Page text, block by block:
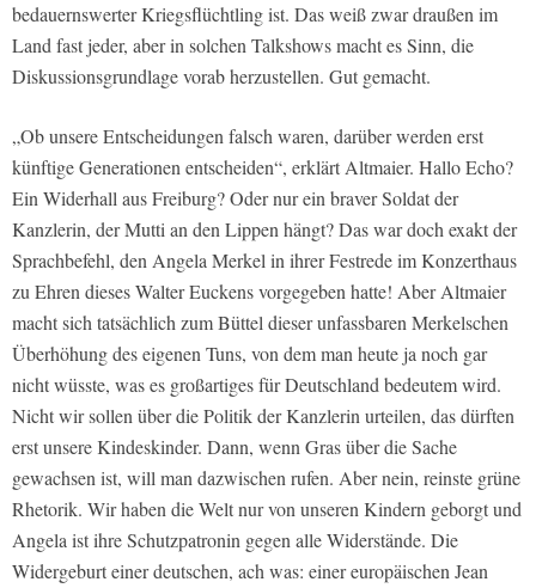
bedauernswerter Kriegsflüchtling ist. Das weiß zwar draußen im
Land fast jeder, aber in solchen Talkshows macht es Sinn, die
Diskussionsgrundlage vorab herzustellen. Gut gemacht.
„Ob unsere Entscheidungen falsch waren, darüber werden erst
künftige Generationen entscheiden“, erklärt Altmaier. Hallo Echo?
Ein Widerhall aus Freiburg? Oder nur ein braver Soldat der
Kanzlerin, der Mutti an den Lippen hängt? Das war doch exakt der
Sprachbefehl, den Angela Merkel in ihrer Festrede im Konzerthaus
zu Ehren dieses Walter Euckens vorgegeben hatte! Aber Altmaier
macht sich tatsächlich zum Büttel dieser unfassbaren Merkelschen
Überhöhung des eigenen Tuns, von dem man heute ja noch gar
nicht wüsste, was es großartiges für Deutschland bedeutem wird.
Nicht wir sollen über die Politik der Kanzlerin urteilen, das dürften
erst unsere Kindeskinder. Dann, wenn Gras über die Sache
gewachsen ist, will man dazwischen rufen. Aber nein, reinste grüne
Rhetorik. Wir haben die Welt nur von unseren Kindern geborgt und
Angela ist ihre Schutzpatronin gegen alle Widerstände. Die
Widergeburt einer deutschen, ach was: einer europäischen Jean